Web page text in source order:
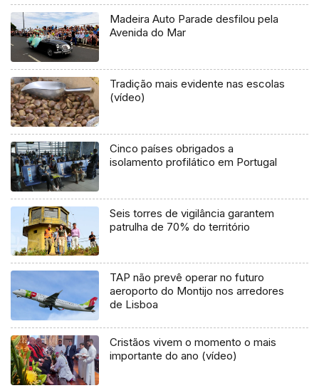
Madeira Auto Parade desfilou pela
Avenida do Mar
Tradição mais evidente nas escolas
(vídeo)
Cinco países obrigados a
isolamento profilático em Portugal
Seis torres de vigilância garantem
patrulha de 70% do território
TAP não prevê operar no futuro
aeroporto do Montijo nos arredores
de Lisboa
Cristãos vivem o momento o mais
importante do ano (vídeo)